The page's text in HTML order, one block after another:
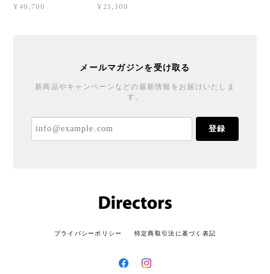
¥40,700 ¥25,300
メールマガジンを受け取る
新商品やキャンペーンなどの最新情報をお届けいたしま
す。
登録
プライバシーポリシー 特定商取引法に基づく表記